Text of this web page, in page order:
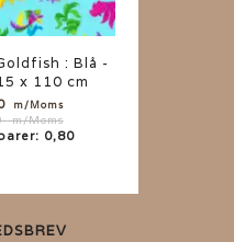
: Blå -
x 110 cm
m/Moms
m/Moms
0,80